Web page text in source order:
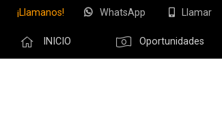
¡Llamanos! WhatsApp Llamar
INICIO Oportunidades